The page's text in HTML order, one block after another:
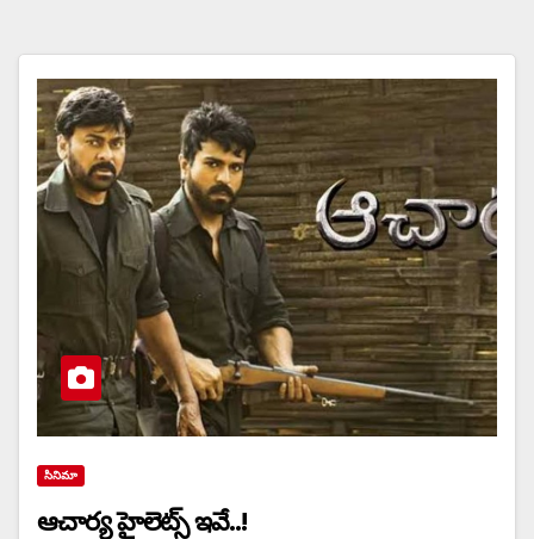
సినిమా
ఆచార్య హైలెట్స్ ఇవే..!